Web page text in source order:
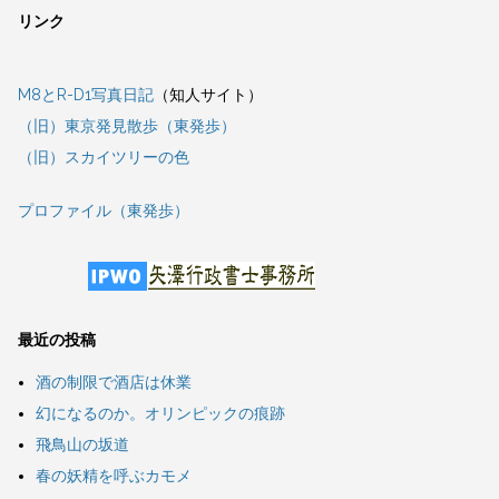
リンク
M8とR-D1写真日記 （知人サイト）
（旧）東京発見散歩（東発歩）
（旧）スカイツリーの色
プロファイル（東発歩）
最近の投稿
酒の制限で酒店は休業
幻になるのか。オリンピックの痕跡
飛鳥山の坂道
春の妖精を呼ぶカモメ